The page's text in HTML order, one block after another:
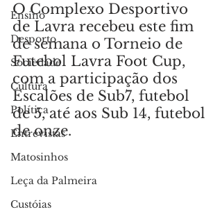
Ensino
Desporto
Sociedade
Cultura
Política
Entrevistas
Matosinhos
Leça da Palmeira
Custóias
O Complexo Desportivo
de Lavra recebeu este fim
de semana o Torneio de
Futebol Lavra Foot Cup,
com a participação dos
Escalões de Sub7, futebol
de 5, até aos Sub 14, futebol
de onze.